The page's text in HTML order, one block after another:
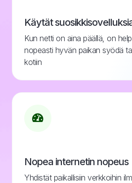
Käytät
Kun netti on aina päällä, on
nopeasti hyvän paikan syödä
kotiin
Nopea internetin nopeus
Yhdistät paikallisiin verkkoihin